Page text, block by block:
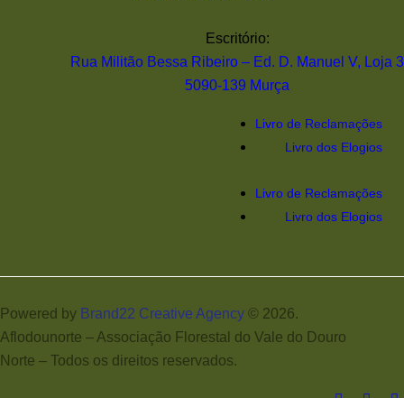
Escritório:
Rua Militão Bessa Ribeiro – Ed. D. Manuel V, Loja 3
5090-139 Murça
Livro de Reclamações
Livro dos Elogios
Livro de Reclamações
Livro dos Elogios
Powered by Brand22 Creative Agency © 2026.
Aflodounorte – Associação Florestal do Vale do Douro
Norte – Todos os direitos reservados.